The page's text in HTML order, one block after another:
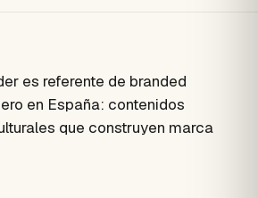
es referente de branded
en España: contenidos
que construyen marca